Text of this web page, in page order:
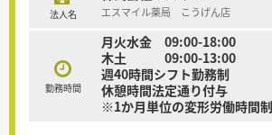
法人名 エスマイル薬局 こうげん店
勤務時間
月火水金 09:00-18:00
木土 09:00-13:00
週40時間シフト勤務制
休憩時間法定通り付与
※1か月単位の変形労働時間